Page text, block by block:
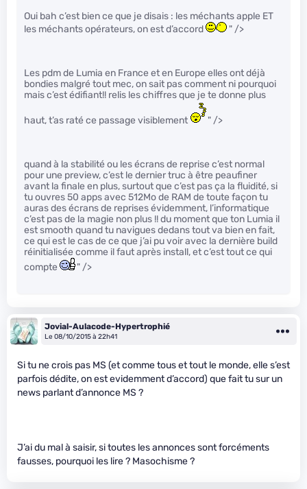
Oui bah c’est bien ce que je disais : les méchants apple ET
les méchants opérateurs, on est d’accord
" />
Les pdm de Lumia en France et en Europe elles ont déjà
bondies malgré tout mec, on sait pas comment ni pourquoi
mais c’est édifiant!! relis les chiffres que je te donne plus
haut, t’as raté ce passage visiblement " />
quand à la stabilité ou les écrans de reprise c’est normal
pour une preview, c’est le dernier truc à être peaufiner
avant la finale en plus, surtout que c’est pas ça la fluidité, si
tu ouvres 50 apps avec 512Mo de RAM de toute façon tu
auras des écrans de reprises évidemment, l’informatique
c’est pas de la magie non plus !! du moment que ton Lumia il
est smooth quand tu navigues dedans tout va bien en fait,
ce qui est le cas de ce que j’ai pu voir avec la dernière build
réinitialisée comme il faut après install, et c’est tout ce qui
compte
" />
Jovial-Aulacode-Hypertrophié
Le 08/10/2015 à 22h41
Si tu ne crois pas MS (et comme tous et tout le monde, elle s’est
parfois dédite, on est evidemment d’accord) que fait tu sur un
news parlant d’annonce MS ?
J’ai du mal à saisir, si toutes les annonces sont forcéments
fausses, pourquoi les lire ? Masochisme ?